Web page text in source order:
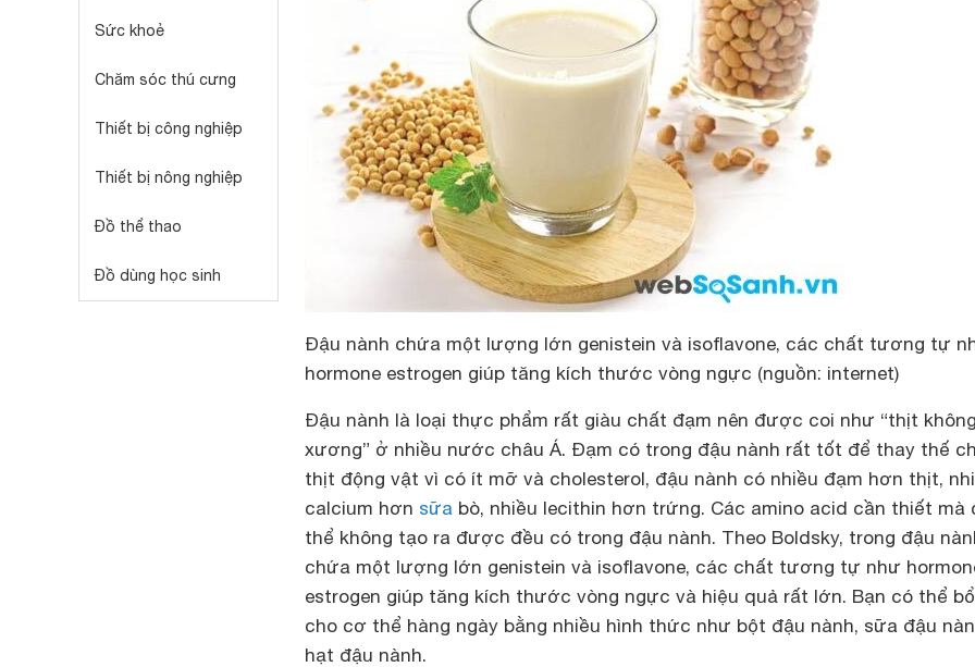
Sức khoẻ
Chăm sóc thú cưng
Thiết bị công nghiệp
Thiết bị nông nghiệp
Đồ thể thao
Đồ dùng học sinh
Đậu nành chứa một lượng lớn genistein và isoflavone, các chất tương tự
hormone estrogen giúp tăng kích thước vòng ngực (nguồn: internet)
Đậu nành là loại thực phẩm rất giàu chất đạm nên được coi như “thịt không
xương” ở nhiều nước châu Á. Đạm có trong đậu nành rất tốt để thay thế
thịt động vật vì có ít mỡ và cholesterol, đậu nành có nhiều đạm hơn thịt,
calcium hơn sữa bò, nhiều lecithin hơn trứng. Các amino acid cần thiết mà
thể không tạo ra được đều có trong đậu nành. Theo Boldsky, trong đậu
chứa một lượng lớn genistein và isoflavone, các chất tương tự như
estrogen giúp tăng kích thước vòng ngực và hiệu quả rất lớn. Bạn có thể
cho cơ thể hàng ngày bằng nhiều hình thức như bột đậu nành, sữa đậu
hạt đậu nành.